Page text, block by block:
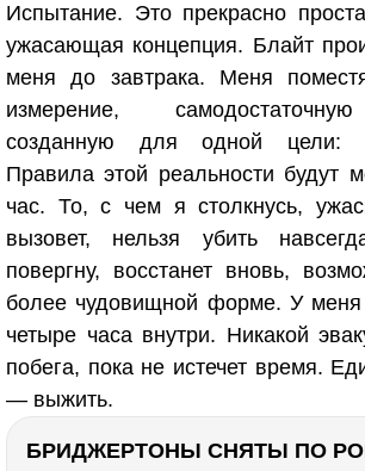
Испытание. Это прекрасно
ужасающая концепция. Блайт
меня до завтрака. Меня
измерение,
созданную для одной цели:
Правила этой реальности будут
час. То, с чем я столкнусь,
вызовет, нельзя убить
повергну, восстанет вновь,
более чудовищной форме. У меня
четыре часа внутри. Никакой
побега, пока не истечет время.
— выжить.